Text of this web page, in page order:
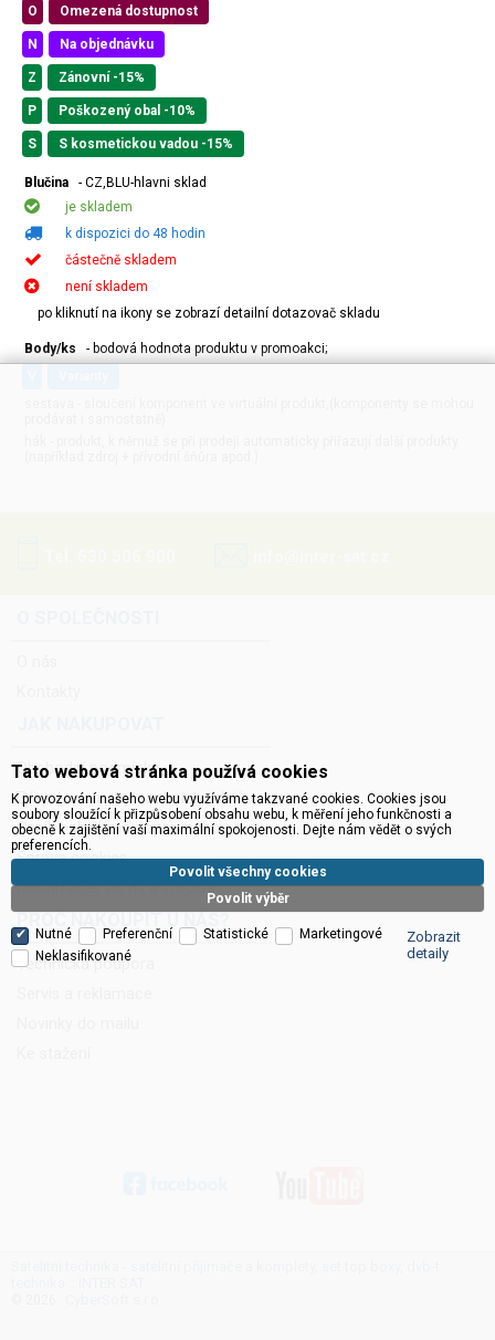
O Omezená dostupnost
N Na objednávku
Z Zánovní -15%
P Poškozený obal -10%
S S kosmetickou vadou -15%
Blučina
- CZ,BLU-hlavni sklad
je skladem
k dispozici do 48 hodin
částečně skladem
není skladem
po kliknutí na ikony se zobrazí detailní dotazovač skladu
Body/ks
- bodová hodnota produktu v promoakci;
Obchodní podmínky
Zásady ochrany osobních údajů
Ceník balného a dopravného
Správa cookies
Reklamace, servis a vrácení
Technická podpora
Tato webová stránka používá cookies
K provozování našeho webu využíváme takzvané cookies. Cookies jsou
soubory sloužící k přizpůsobení obsahu webu, k měření jeho funkčnosti a
obecně k zajištění vaší maximální spokojenosti. Dejte nám vědět o svých
preferencích.
Povolit výběr
Povolit všechny cookies
Nutné Preferenční Statistické
Marketingové
Neklasifikované
Zobrazit
detaily